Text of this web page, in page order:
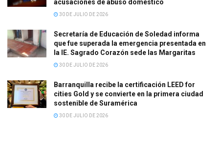
acusaciones de abuso doméstico
30 DE JULIO DE 2026
Secretaría de Educación de Soledad informa
que fue superada la emergencia presentada en
la IE. Sagrado Corazón sede las Margaritas
30 DE JULIO DE 2026
Barranquilla recibe la certificación LEED for
cities Gold y se convierte en la primera ciudad
sostenible de Suramérica
30 DE JULIO DE 2026